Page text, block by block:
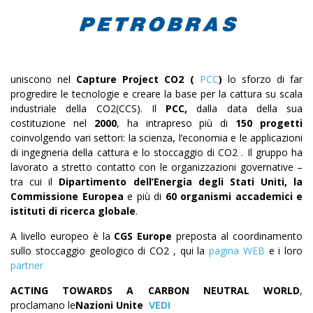
uniscono nel Capture Project CO2 ( PCC) lo sforzo di far
progredire le tecnologie e creare la base per la cattura su scala
industriale della CO2(CCS). Il PCC, dalla data della sua
costituzione nel 2000, ha intrapreso più di 150 progetti
coinvolgendo vari settori: la scienza, l’economia e le applicazioni
di ingegneria della cattura e lo stoccaggio di CO2 . Il gruppo ha
lavorato a stretto contatto con le organizzazioni governative –
tra cui il Dipartimento dell’Energia degli Stati Uniti, la
Commissione Europea e più di 60 organismi accademici e
istituti di ricerca globale.
A livello europeo è la CGS Europepreposta al coordinamento
sullo stoccaggio geologico di CO2 , qui la pagina WEB e i loro
partner
ACTING TOWARDS A CARBON NEUTRAL WORLD,
proclamano leNazioni Unite VEDI